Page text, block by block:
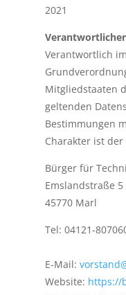
2021
Verantwortlicher
Verantwortlich
Mitgliedstaaten
geltenden
Bestimmungen
Charakter ist der
Bürger für
Emslandstraße 5
45770 Marl
Tel: 04121-
E-Mail:
Website: https://